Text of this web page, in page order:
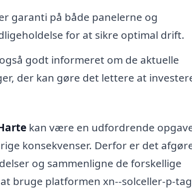
garanti på både panelerne og
for at sikre optimal drift.
godt informeret om de aktuelle
der kan gøre det lettere at
kan være en udfordrende
konsekvenser. Derfor er det
og sammenligne de forskellige
bruge platformen xn--solceller-p-